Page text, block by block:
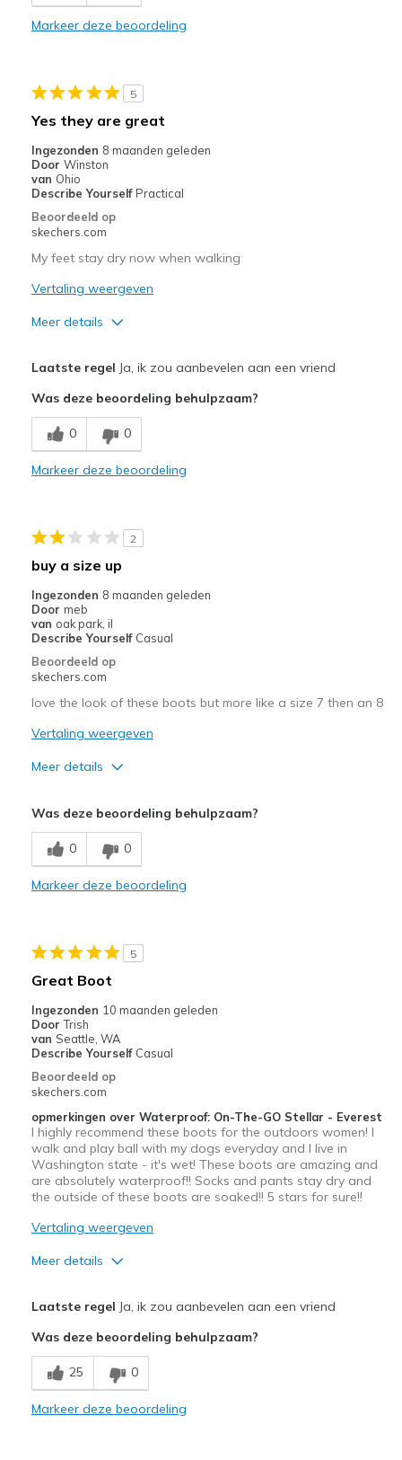
Durable
Travel
Width
Feels true to width
View On Shoes
Markeer deze beoordeling
5
Yes they are great
Ingezonden 8 maanden geleden
Door Winston
van Ohio
Describe Yourself Practical
Beoordeeld op
skechers.com
My feet stay dry now when walking
Vertaling weergeven
Meer details
Comfortable
Stylish
Walking my dog
Width
Feels too narrow
Sizing
View On Shoes
Shoes are for Wearing
Laatste regel Ja, ik zou aanbevelen aan een vriend
Was deze beoordeling behulpzaam?
0 0
Markeer deze beoordeling
2
buy a size up
Ingezonden 8 maanden geleden
Door meb
van oak park, il
Describe Yourself Casual
Beoordeeld op
skechers.com
love the look of these boots but more like a size 7 then an 8
Vertaling weergeven
Meer details
Beste toepassingen
Casual Wear
Sizing
View On Shoes
Was deze beoordeling behulpzaam?
0 0
Markeer deze beoordeling
5
Great Boot
Ingezonden 10 maanden geleden
Door Trish
van Seattle, WA
Describe Yourself Casual
Beoordeeld op
skechers.com
opmerkingen over Waterproof: On-The-GO Stellar - Everest
I highly recommend these boots for the outdoors women! I
walk and play ball with my dogs everyday and I live in
Washington state - it's wet! These boots are amazing and
are absolutely waterproof!! Socks and pants stay dry and
the outside of these boots are soaked!! 5 stars for sure!!
Vertaling weergeven
Meer details
Beste toepassingen
Casual Wear
Laatste regel Ja, ik zou aanbevelen aan een vriend
Was deze beoordeling behulpzaam?
25 0
Markeer deze beoordeling